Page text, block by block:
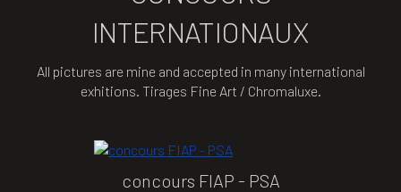
INTERNATIONAUX
All pictures are mine and accepted in many international
exhitions. Tirages Fine Art / Chromaluxe.
concours FIAP - PSA